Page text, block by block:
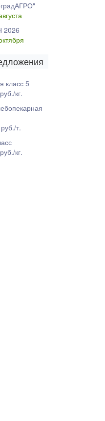
класс 5
кг.
т.
кг.